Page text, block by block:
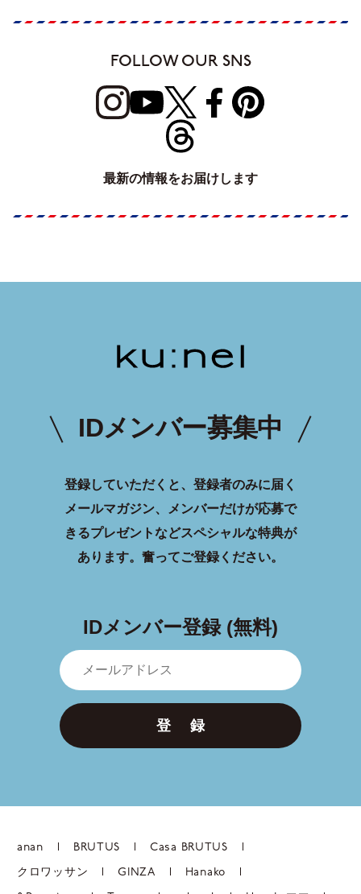
FOLLOW OUR SNS
最新の情報をお届けします
IDメンバー募集中
登録していただくと、登録者のみに届く
メールマガジン、メンバーだけが応募で
きるプレゼントなどスペシャルな特典が
あります。 奮ってご登録ください。
IDメンバー登録 (無料)
登 録
anan BRUTUS Casa BRUTUS
クロワッサン GINZA Hanako